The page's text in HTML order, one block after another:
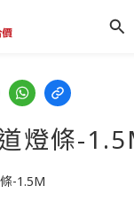
燈條-
-1.5M